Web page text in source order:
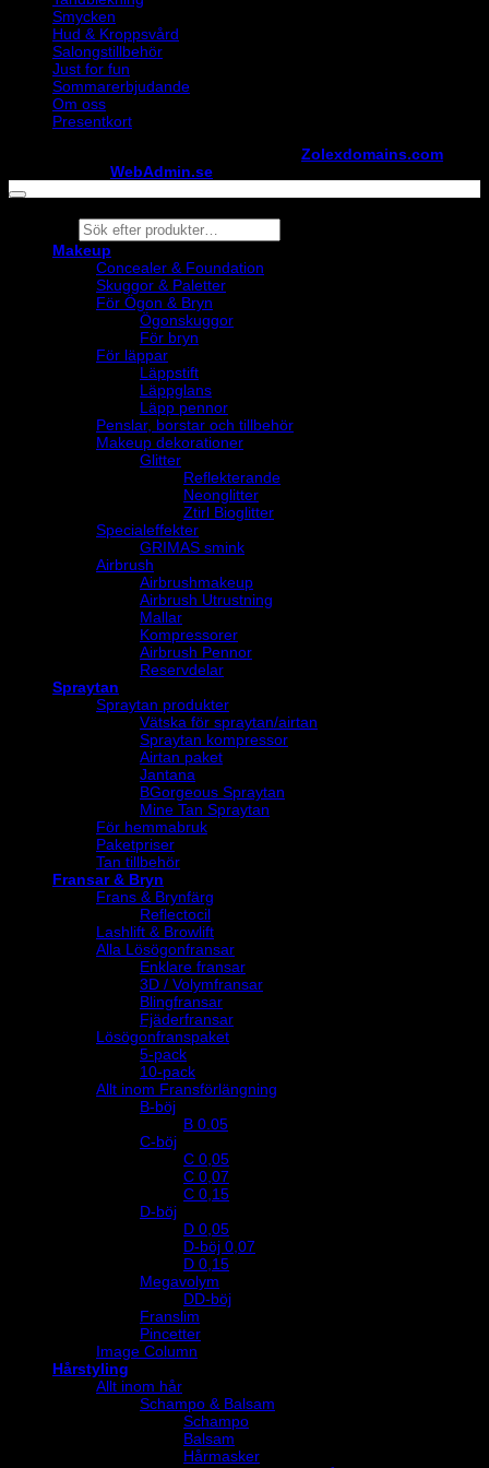
Smycken
Hud & Kroppsvård
Salongstillbehör
Just for fun
Sommarerbjudande
Om oss
Presentkort
Zolexdomains.com
WebAdmin.se
Products
search
Makeup
Concealer & Foundation
Skuggor & Paletter
För Ögon & Bryn
Ögonskuggor
För bryn
För läppar
Läppstift
Läppglans
Läpp pennor
Penslar, borstar och tillbehör
Makeup dekorationer
Glitter
Reflekterande
Neonglitter
Ztirl Bioglitter
Specialeffekter
GRIMAS smink
Airbrush
Airbrushmakeup
Airbrush Utrustning
Mallar
Kompressorer
Airbrush Pennor
Reservdelar
Spraytan
Spraytan produkter
Vätska för spraytan/airtan
Spraytan kompressor
Airtan paket
Jantana
BGorgeous Spraytan
Mine Tan Spraytan
För hemmabruk
Paketpriser
Tan tillbehör
Fransar & Bryn
Frans & Brynfärg
Reflectocil
Lashlift & Browlift
Alla Lösögonfransar
Enklare fransar
3D / Volymfransar
Blingfransar
Fjäderfransar
Lösögonfranspaket
5-pack
10-pack
Allt inom Fransförlängning
B-böj
B 0.05
C-böj
C 0,05
C 0,07
C 0,15
D-böj
D 0,05
D-böj 0,07
D 0,15
Megavolym
DD-böj
Franslim
Pincetter
Image Column
Hårstyling
Allt inom hår
Schampo & Balsam
Schampo
Balsam
Hårmasker